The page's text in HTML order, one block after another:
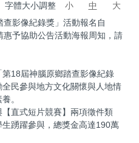
字體大小調整 小 中
大
影像紀錄獎」活動報名自
予協助公告活動海報周知，請
18屆神腦原鄉踏查影像紀錄
民參與地方文化關懷與人地情
。
直式短片競賽】兩項徵件類
踴躍參與，總獎金高達190萬